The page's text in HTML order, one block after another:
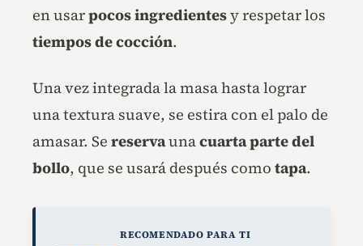
en usarpocos ingredientesy respetar los
tiempos de cocción.
Una vez integrada la masa hasta lograr
una textura suave, se estira con el palo de
amasar. Se reservaunacuarta parte del
bollo, que se usará después como tapa.
RECOMENDADO PARA TI